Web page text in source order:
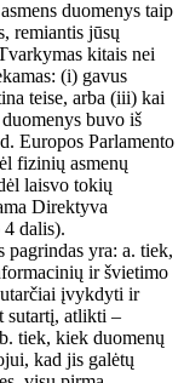
duomenys taip
remiantis jūsų
kitais nei
(i) gavus
teise, arba (iii) kai
buvo iš
Europos Parlamento
fizinių asmenų
laisvo tokių
Direktyva
dalis).
pagrindas yra: a. tiek,
ir švietimo
įvykdyti ir
sutartį, atlikti –
tiek, kiek duomenų
kad jis galėtų